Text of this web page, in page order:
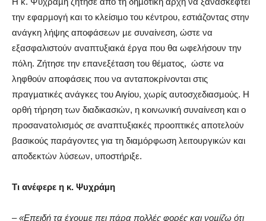
την εφαρµογή και το κλείσιµο του κέντρου, εστιάζοντας στην
ανάγκη λήψης αποφάσεων µε συναίνεση, ώστε να
εξασφαλιστούν αναπτυξιακά έργα που θα ωφελήσουν την
πόλη. Ζήτησε την επανεξέταση του θέµατος, ώστε να
ληφθούν αποφάσεις που να ανταποκρίνονται στις
πραγµατικές ανάγκες του Αιγίου, χωρίς αυτοσχεδιασµούς. Η
ορθή τήρηση των διαδικασιών, η κοινωνική συναίνεση και ο
προσανατολισµός σε αναπτυξιακές προοπτικές αποτελούν
βασικούς παράγοντες για τη διαµόρφωση λειτουργικών και
αποδεκτών λύσεων, υποστήριξε.
Τι ανέφερε η κ. Ψυχράµη
–«Επειδή τα έχουµε πει πάρα πολλές φορές και νοµίζω ότι